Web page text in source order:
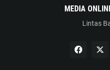
MEDIA
Lintas